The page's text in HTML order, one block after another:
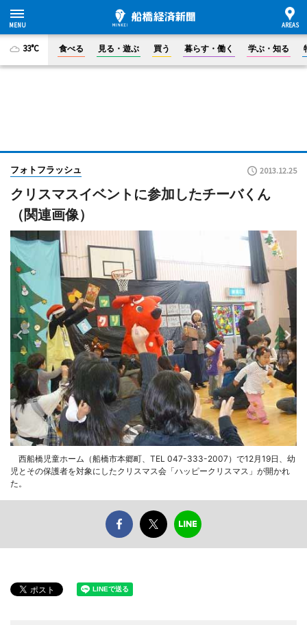
33°C 食べる 見る・遊ぶ 買う 暮らす・働く 学ぶ・知る
フォトフラッシュ 2013.12.25
クリスマスイベントに参加したチーバくん
（関連画像）
西船橋児童ホーム（船橋市本郷町、TEL 047-333-2007）で12月19日、幼
児とその保護者を対象にしたクリスマス会「ハッピークリスマス」が開かれ
た。